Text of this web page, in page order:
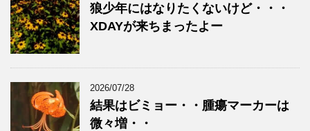
狼少年にはなりたくないけど・・・
XDAYが来ちまったよー
2026/07/28
結果はビミョー・・腫瘍マーカーは
微々増・・